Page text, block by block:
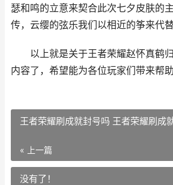
瑟和鸣的立意来契合此次七夕皮肤的
传，云缨的弦乐我们以相近的筝来代替
以上就是关于王者荣耀赵怀真鹤归
内容了，希望能为各位玩家们带来帮助
王者荣耀刷成就封号吗 王者荣耀刷成
« 上一篇
没有了！